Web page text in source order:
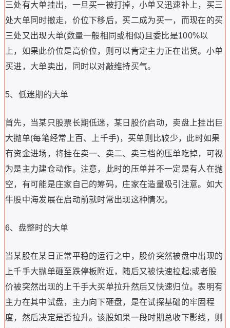
三处有大单挂出，一旦买一被打掉，小单又迅速补上，买三
处大单同时撤走，价位下移后，买二成为买一，而现在的买
三处又出现大单(数量一般相同或相似)且委比是100%以
上，如果此价位是高价位，则可以肯定主力正在出货。小单
买进，大单卖出，同时以对敲维持买气。
5、低迷期的大单
首先，当某只股票长期低迷，某日股价启动，卖盘上挂出巨
大抛单(每笔经常上百、上千手)，买单则比较少，此时如果
有资金进场，将挂在卖一、卖二、卖三档的压单吃掉，可视
为是主力建仓动作。注意，此时的压单并不一定是有人在抛
空，有可能是庄家自己的筹码，庄家在造量吸引注意。如大
牛股中海发展在启动前就时常出现这种情况。
6、盘整时的大单
当某股在某日正常平稳的运行之中，股价突然被盘中出现的
上千手大抛单砸至跌停板附近，随后又被快速拉起;或者股
价被突然出现的上千手大买单拉升然后又快速归位。表明有
主力在其中试盘，主力向下砸盘，是在试探基础的牢固程
度，然后决定是否拉升。该股如果一段时期总收下影线，则